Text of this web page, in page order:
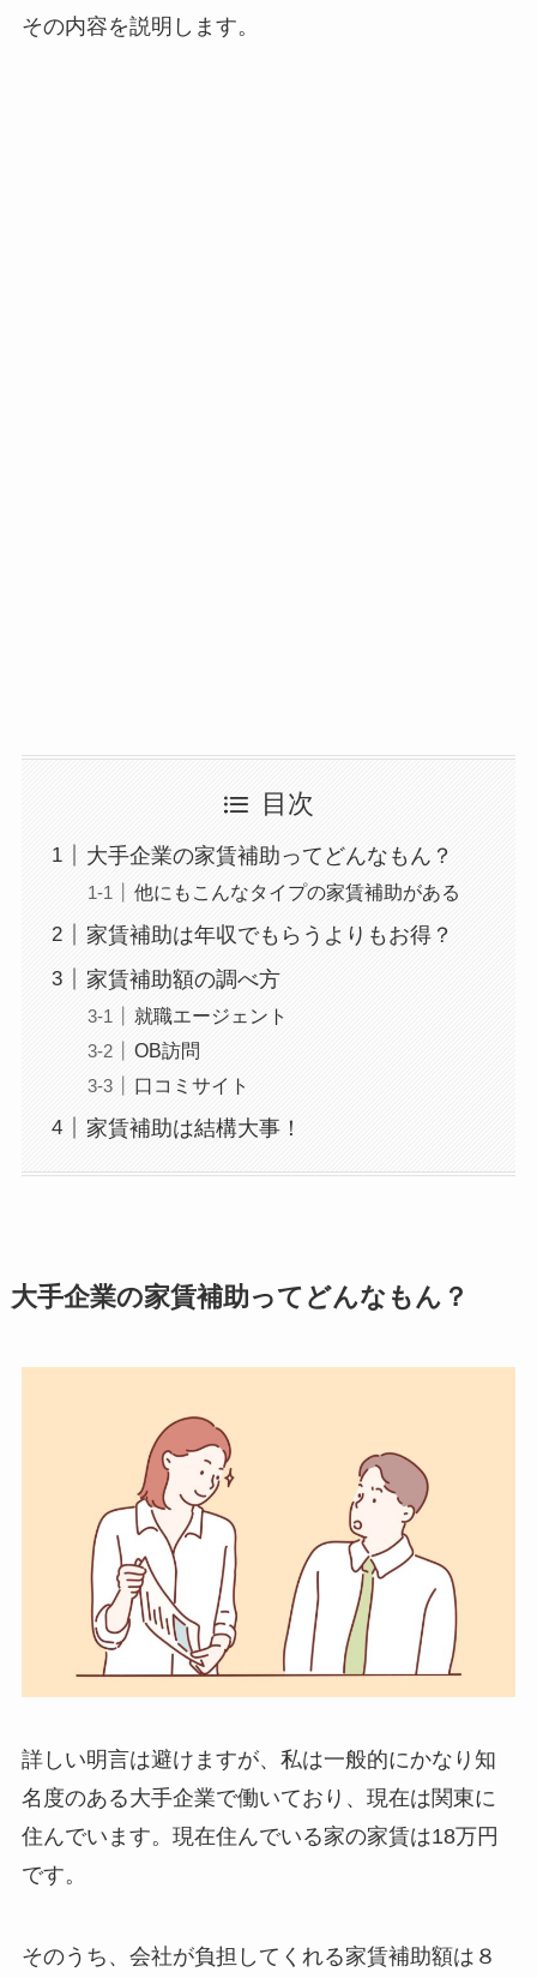
その内容を説明します。
目次
大手企業の家賃補助ってどんなもん？
他にもこんなタイプの家賃補助がある
家賃補助は年収でもらうよりもお得？
家賃補助額の調べ方
就職エージェント
OB訪問
口コミサイト
家賃補助は結構大事！
大手企業の家賃補助ってどんなもん？
詳しい明言は避けますが、私は一般的にかなり知
名度のある大手企業で働いており、現在は関東に
住んでいます。現在住んでいる家の家賃は18万円
です。
そのうち、会社が負担してくれる家賃補助額は８